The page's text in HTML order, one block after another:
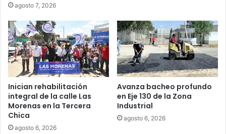
agosto 7, 2026
Inician rehabilitación
integral de la calle Las
Morenas en la Tercera
Chica
agosto 6, 2026
Avanza bacheo profundo
en Eje 130 de la Zona
Industrial
agosto 6, 2026